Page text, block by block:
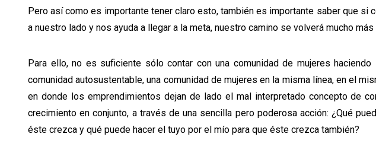
Pero así como es importante tener claro esto, también es importante saber que si
a nuestro lado y nos ayuda a llegar a la meta, nuestro camino se volverá mucho
Para ello, no es suficiente sólo contar con una comunidad de mujeres
comunidad autosustentable, una comunidad de mujeres en la misma línea, en el
en donde los emprendimientos dejan de lado el mal interpretado concepto de
crecimiento en conjunto, a través de una sencilla pero poderosa acción: ¿Qué
éste crezca y qué puede hacer el tuyo por el mío para que éste crezca también?